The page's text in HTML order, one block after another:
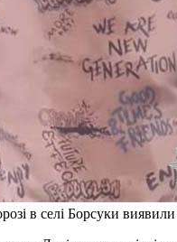
в селі Борсуки